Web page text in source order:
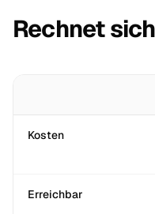
Rechnet
Kosten
Erreichbar